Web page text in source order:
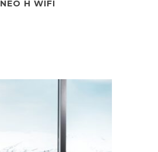
NEO H WIFI